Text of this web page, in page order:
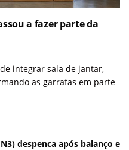
a fazer parte da
integrar sala de jantar,
as garrafas em parte
despenca após balanço e